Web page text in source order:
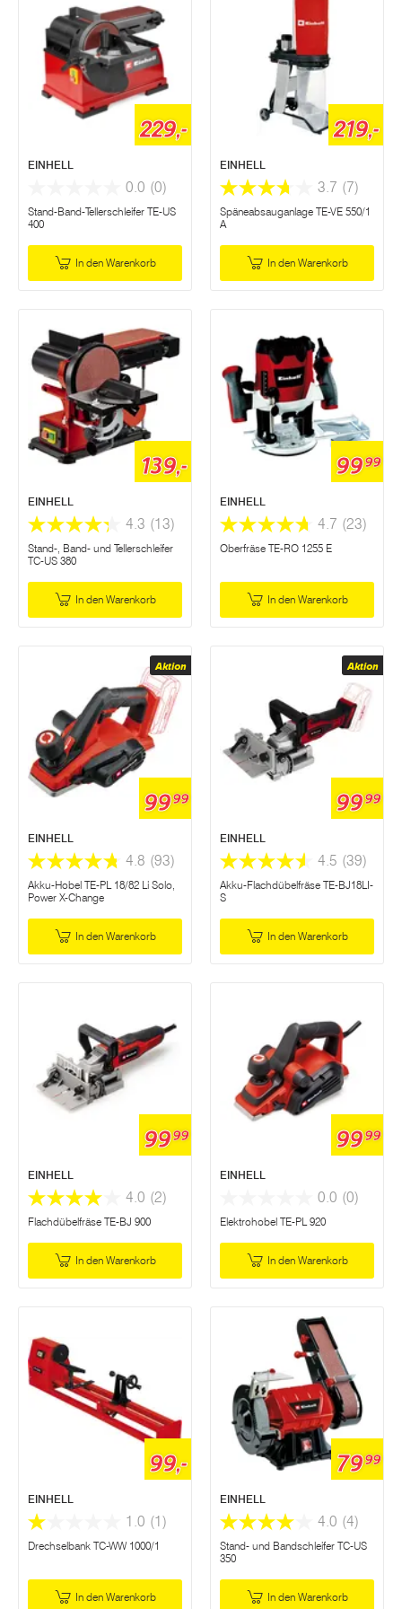
229,-
EINHELL
0.0 (0)
Stand-Band-Tellerschleifer TE-US
400
In den Warenkorb
219,-
EINHELL
3.7 (7)
Späneabsauganlage TE-VE 550/1
A
In den Warenkorb
139,-
EINHELL
4.3 (13)
Stand-, Band- und Tellerschleifer
TC-US 380
In den Warenkorb
9999
EINHELL
4.7 (23)
Oberfräse TE-RO 1255 E
In den Warenkorb
Aktion
9999
EINHELL
4.8 (93)
Akku-Hobel TE-PL 18/82 Li Solo,
Power X-Change
In den Warenkorb
Aktion
9999
EINHELL
4.5 (39)
Akku-Flachdübelfräse TE-BJ18LI-
S
In den Warenkorb
9999
EINHELL
4.0 (2)
Flachdübelfräse TE-BJ 900
In den Warenkorb
9999
EINHELL
0.0 (0)
Elektrohobel TE-PL 920
In den Warenkorb
99,-
EINHELL
1.0 (1)
Drechselbank TC-WW 1000/1
In den Warenkorb
7999
EINHELL
4.0 (4)
Stand- und Bandschleifer TC-US
350
In den Warenkorb